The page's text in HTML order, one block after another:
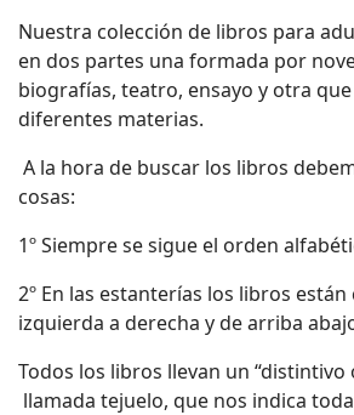
Nuestra colección de libros para
en dos partes una formada por
biografías, teatro, ensayo y otra
diferentes materias.
A la hora de buscar los libros
cosas:
1º Siempre se sigue el orden
2º En las estanterías los libros
izquierda a derecha y de arriba
Todos los libros llevan un “distintivo
llamada tejuelo, que nos indica